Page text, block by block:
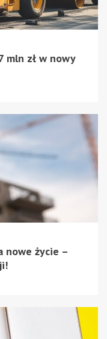
mln zł w nowy
nowe życie –